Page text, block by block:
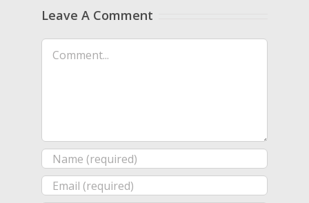
Leave A Comment
Comment